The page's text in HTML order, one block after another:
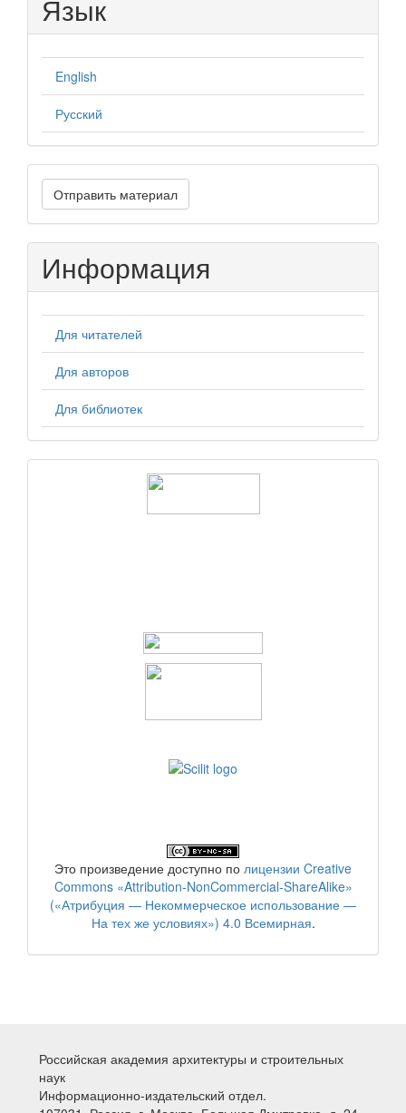
Язык
English
Русский
Отправить
материал
Отправить материал
Информация
Для читателей
Для авторов
Для библиотек
Это произведение доступно по лицензии Creative
Commons «Attribution-NonCommercial-ShareAlike»
(«Атрибуция — Некоммерческое использование —
На тех же условиях») 4.0 Всемирная.
Российская академия архитектуры и строительных
наук
Информационно-издательский отдел.